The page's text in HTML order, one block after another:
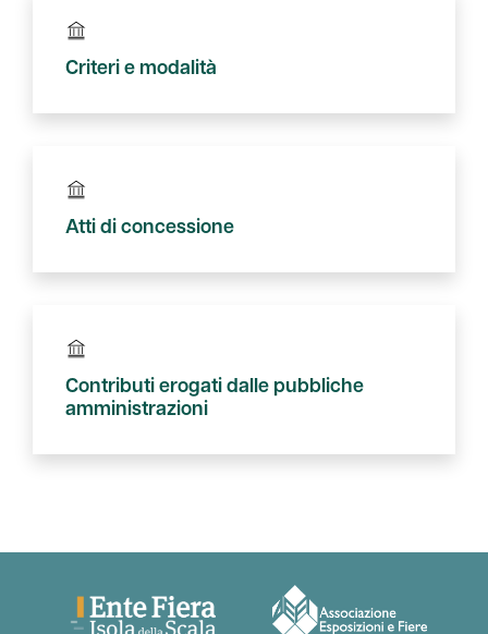
Criteri e modalità
Atti di concessione
Contributi erogati dalle pubbliche
amministrazioni